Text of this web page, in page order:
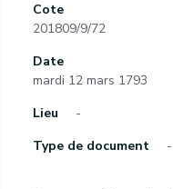
Cote
201809/9/72
Date
mardi 12 mars 1793
Lieu
-
Type de document
-